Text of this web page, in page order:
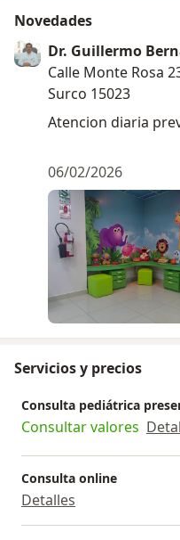
Novedades
Dr. Guillermo
Calle Monte Rosa
Surco 15023
Atencion diaria
06/02/2026
Servicios y precios
Consulta pediátrica
Consultar valores
Consulta online
Detalles